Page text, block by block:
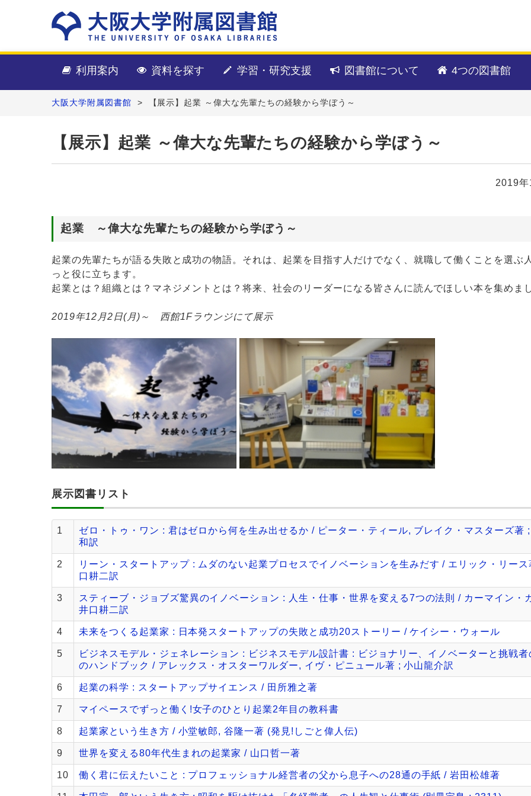
利用案内 資料を探す 学習・研究支援 図書館について 4つの図書館
大阪大学附属図書館 > 【展示】起業 ～偉大な先輩たちの経験から学ぼう～
【展示】起業 ～偉大な先輩たちの経験から学ぼう～
2019年
起業 ～偉大な先輩たちの経験から学ぼう～
起業の先輩たちが語る失敗と成功の物語。それは、起業を目指す人だけでなく、就職して働くことを選ぶ
っと役に立ちます。
起業とは？組織とは？マネジメントとは？将来、社会のリーダーになる皆さんに読んでほしい本を集めま
2019年12月2日(月)～ 西館1Fラウンジにて展示
展示図書リスト
1
ゼロ・トゥ・ワン : 君はゼロから何を生み出せるか / ピーター・ティール, ブレイク・マスターズ著
和訳
2
リーン・スタートアップ : ムダのない起業プロセスでイノベーションを生みだす / エリック・リース
口耕二訳
3
スティーブ・ジョブズ驚異のイノベーション : 人生・仕事・世界を変える7つの法則 / カーマイン・
井口耕二訳
4 未来をつくる起業家 : 日本発スタートアップの失敗と成功20ストーリー / ケイシー・ウォール
5
ビジネスモデル・ジェネレーション : ビジネスモデル設計書 : ビジョナリー、イノベーターと挑戦者
のハンドブック / アレックス・オスターワルダー, イヴ・ピニュール著 ; 小山龍介訳
6 起業の科学 : スタートアップサイエンス / 田所雅之著
7 マイペースでずっと働く!女子のひとり起業2年目の教科書
8 起業家という生き方 / 小堂敏郎, 谷隆一著 (発見!しごと偉人伝)
9 世界を変える80年代生まれの起業家 / 山口哲一著
10 働く君に伝えたいこと : プロフェッショナル経営者の父から息子への28通の手紙 / 岩田松雄著